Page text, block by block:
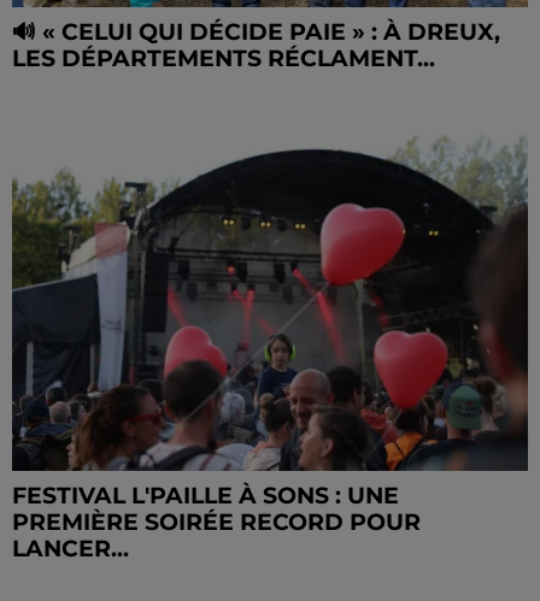
🔊 « CELUI QUI DÉCIDE PAIE » : À DREUX,
LES DÉPARTEMENTS RÉCLAMENT...
FESTIVAL L'PAILLE À SONS : UNE
PREMIÈRE SOIRÉE RECORD POUR
LANCER...